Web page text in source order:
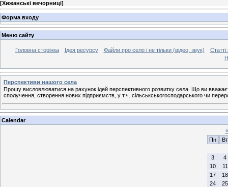
[Хижанські вечорниці]
Форма входу
Меню сайту
Головна сторінка Ідея ресурсу Файли про село і не тільки (відео, звук)
Перспективи нашого села
Прошу висловлюватися на рахунок ідей перспективного розвитку села. Що ви
сполучення, створення нових підприємств, у т.ч. сільськськогосподарського чи
Calendar
«
Пн
Вт
3
4
10
11
17
18
24
25